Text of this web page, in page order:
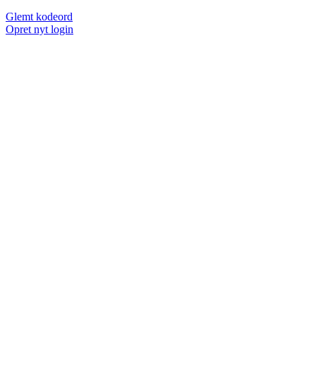
Glemt kodeord
Opret nyt login